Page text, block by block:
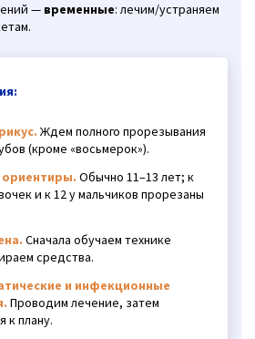
— временные: лечим/устраняем
Ждем полного прорезывания
(кроме «восьмерок»).
Обычно 11–13 лет; к
и к 12 у мальчиков прорезаны
Сначала обучаем технике
средства.
и инфекционные
Проводим лечение, затем
к плану.